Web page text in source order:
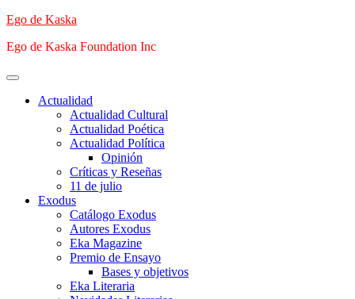
Saltar
contenido
Ego de Kaska
Ego de Kaska Foundation Inc
Menú
principalActualidad
Actualidad Cultural
Actualidad Poética
Actualidad Política
Opinión
Críticas y Reseñas
11 de julio
Exodus
Catálogo Exodus
Autores Exodus
Eka Magazine
Premio de Ensayo
Bases y objetivos
Eka Literaria